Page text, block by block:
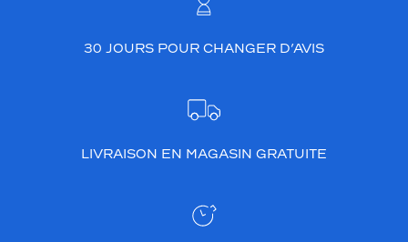
30 JOURS POUR CHANGER D’AVIS
LIVRAISON EN MAGASIN GRATUITE